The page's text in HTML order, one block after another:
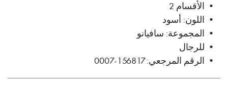
• الأقسام 2
• اللون: أسود
• المجموعة: سافيانو
• للرجال
• الرقم المرجعي: 156817-0007